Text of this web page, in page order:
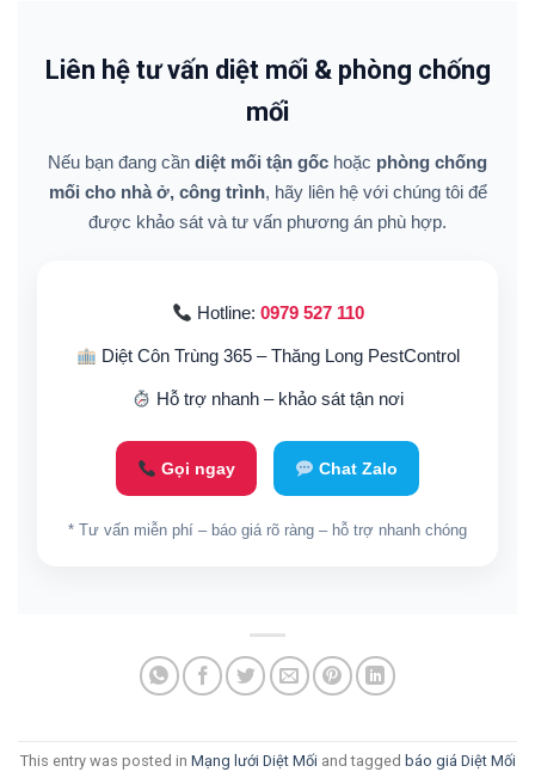
Liên hệ tư vấn diệt mối & phòng chống
mối
Nếu bạn đang cần diệt mối tận gốc hoặc phòng chống
mối cho nhà ở, công trình, hãy liên hệ với chúng tôi để
được khảo sát và tư vấn phương án phù hợp.
Hotline: 0979 527 110
Diệt Côn Trùng 365 – Thăng Long PestControl
Hỗ trợ nhanh – khảo sát tận nơi
Gọi ngay Chat Zalo
* Tư vấn miễn phí – báo giá rõ ràng – hỗ trợ nhanh chóng
This entry was posted in Mạng lưới Diệt Mối and tagged báo giá Diệt Mối